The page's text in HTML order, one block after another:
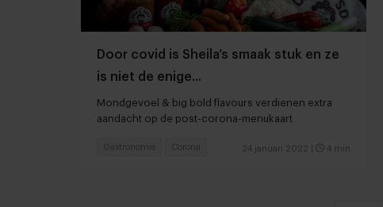
Door covid is Sheila’s smaak stuk en ze
is niet de enige...
Mondgevoel & big bold flavours verdienen extra
aandacht op de post-corona-menukaart
24 januari 2022 4 min
Gastronomie Corona